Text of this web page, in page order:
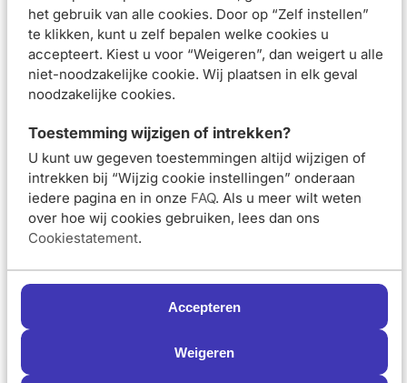
het gebruik van alle cookies. Door op “Zelf instellen”
te klikken, kunt u zelf bepalen welke cookies u
accepteert. Kiest u voor “Weigeren”, dan weigert u alle
niet-noodzakelijke cookie. Wij plaatsen in elk geval
noodzakelijke cookies.
Toestemming wijzigen of intrekken?
U kunt uw gegeven toestemmingen altijd wijzigen of
intrekken bij “Wijzig cookie instellingen” onderaan
iedere pagina en in onze FAQ. Als u meer wilt weten
over hoe wij cookies gebruiken, lees dan ons
Cookiestatement.
Accepteren
Weigeren
beweeg in cirkels over de huid en masseer het product
zachtjes in. Focus hierbij op de t-zone en de nek.
Stap 4: Spoel voorzichtig af met koud water om de poriën
te sluiten en dep je gezicht droog met een schone
handdoek.
Samenstelling
5)
Aanbevolen artikelen voor La Roche-Posay
Effaclar Zuiverende Reinigingsgel 200ml
Effaclar Micellair
Van 18,50 voor 16,65
Effaclar DUO +M
Van 23,75 voor